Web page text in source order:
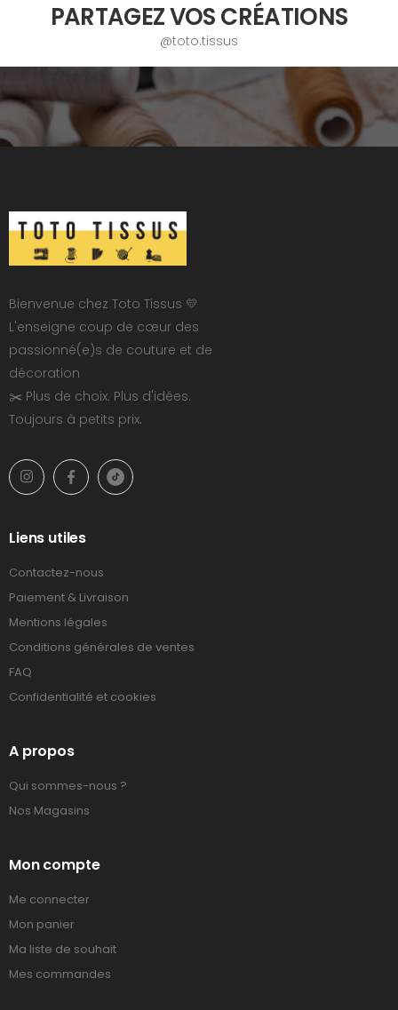
PARTAGEZ VOS CRÉATIONS
@toto.tissus
Bienvenue chez Toto Tissus 💛
L'enseigne coup de cœur des
passionné(e)s de couture et de
décoration
✂️ Plus de choix. Plus d'idées.
Toujours à petits prix.
Liens utiles
Contactez-nous
Paiement & Livraison
Mentions légales
Conditions générales de ventes
FAQ
Confidentialité et cookies
A propos
Qui sommes-nous ?
Nos Magasins
Mon compte
Me connecter
Mon panier
Ma liste de souhait
Mes commandes